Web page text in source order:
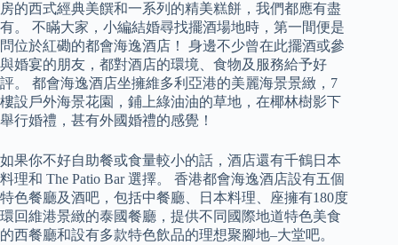
房的西式經典美饌和一系列的精美糕餅，我們都應有盡
有。 不瞞大家，小編結婚尋找擺酒場地時，第一間便是
問位於紅磡的都會海逸酒店！ 身邊不少曾在此擺酒或參
與婚宴的朋友，都對酒店的環境、食物及服務給予好
評。 都會海逸酒店坐擁維多利亞港的美麗海景景緻，7
樓設戶外海景花園，鋪上綠油油的草地，在椰林樹影下
舉行婚禮，甚有外國婚禮的感覺！
如果你不好自助餐或食量較小的話，酒店還有千鶴日本
料理和 The Patio Bar 選擇。 香港都會海逸酒店設有五個
特色餐廳及酒吧，包括中餐廳、日本料理、座擁有180度
環回維港景緻的泰國餐廳，提供不同國際地道特色美食
的西餐廳和設有多款特色飲品的理想聚腳地–大堂吧。